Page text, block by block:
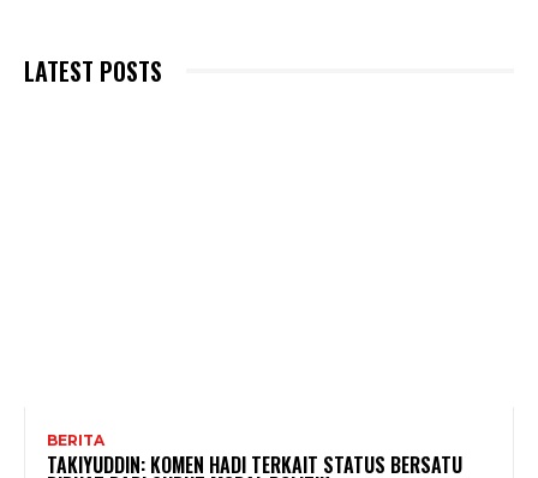
LATEST POSTS
BERITA
TAKIYUDDIN: KOMEN HADI TERKAIT STATUS BERSATU